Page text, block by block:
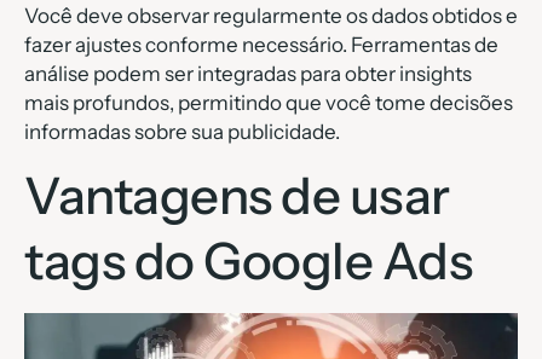
Você deve observar regularmente os dados obtidos e
fazer ajustes conforme necessário. Ferramentas de
análise podem ser integradas para obter insights
mais profundos, permitindo que você tome decisões
informadas sobre sua publicidade.
Vantagens de usar
tags do Google Ads